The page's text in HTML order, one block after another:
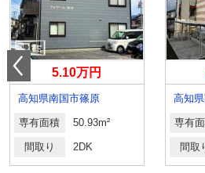
5.10万円
高知県南国市篠原
専有面積 50.93m²
間取り 2DK
高知
専有
間取